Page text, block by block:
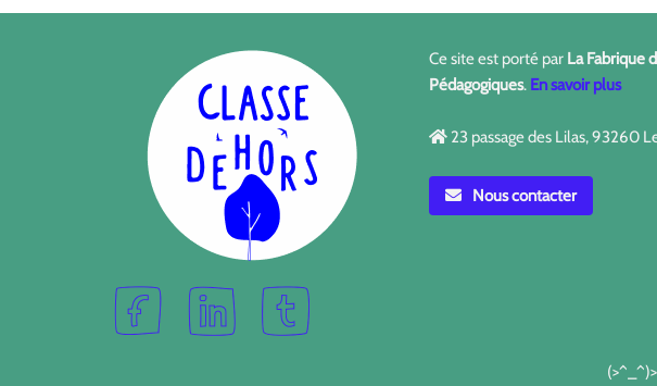
Ce site est porté par La Fabrique
Pédagogiques. En savoir plus
23 passage des Lilas, 93260
Nous contacter